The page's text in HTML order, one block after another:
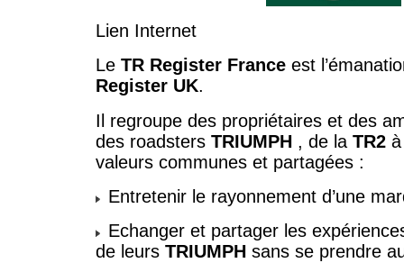
Lien Internet
Le TR Register France est
Register UK.
Il regroupe des propriétaires et des
des roadsters TRIUMPH , de la TR2
valeurs communes et partagées :
Entretenir le rayonnement d’une
Echanger et partager les
de leurs TRIUMPH sans se prendre